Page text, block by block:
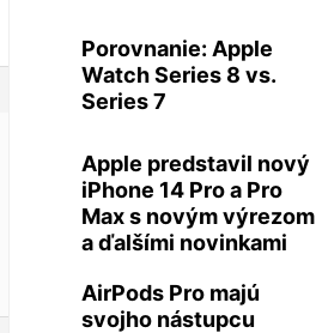
Porovnanie: Apple
Watch Series 8 vs.
Series 7
Apple predstavil nový
iPhone 14 Pro a Pro
Max s novým výrezom
a ďalšími novinkami
AirPods Pro majú
svojho nástupcu